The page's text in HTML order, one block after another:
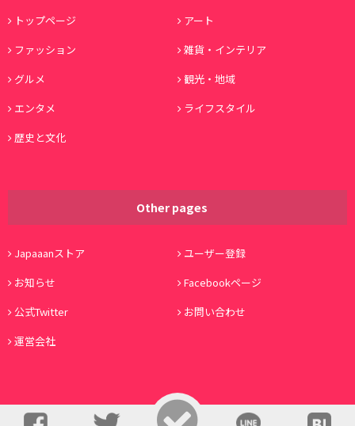
トップページ
アート
ファッション
雑貨・インテリア
グルメ
観光・地域
エンタメ
ライフスタイル
歴史と文化
Other pages
Japaaanストア
ユーザー登録
お知らせ
Facebookページ
公式Twitter
お問い合わせ
運営会社